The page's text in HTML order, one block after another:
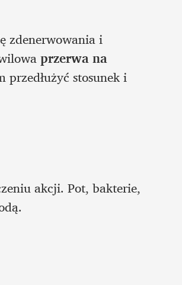
zdenerwowania i
przerwa na
stosunek i
akcji. Pot, bakterie,